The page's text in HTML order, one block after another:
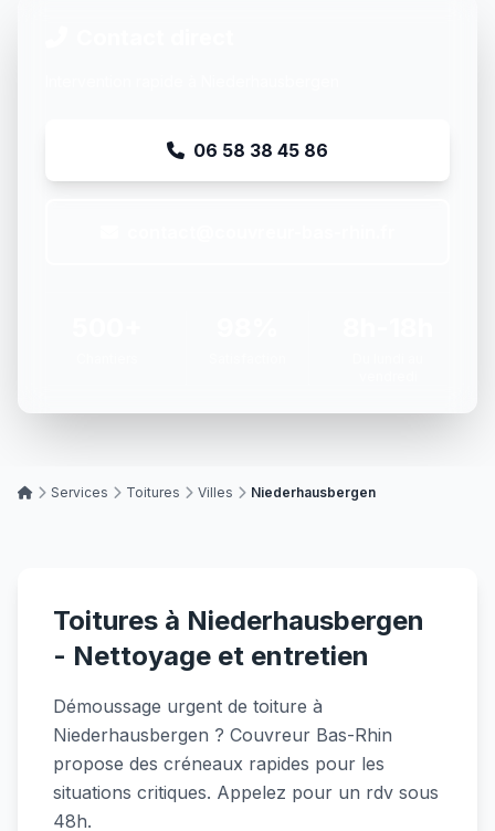
06 58 38 45 86
Services Toitures Villes Niederhausbergen
Toitures à Niederhausbergen
- Nettoyage et entretien
Démoussage urgent de toiture à
Niederhausbergen ? Couvreur Bas-Rhin
propose des créneaux rapides pour les
situations critiques. Appelez pour un rdv sous
48h.